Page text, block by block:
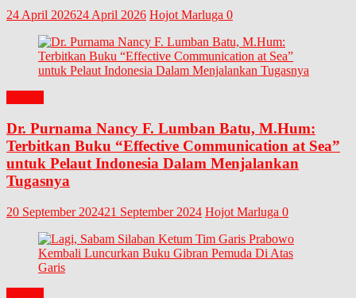
24 April 202624 April 2026 Hojot Marluga 0
Dr. Purnama Nancy F. Lumban Batu, M.Hum:
Terbitkan Buku “Effective Communication at Sea”
untuk Pelaut Indonesia Dalam Menjalankan
Tugasnya
20 September 202421 September 2024 Hojot Marluga 0